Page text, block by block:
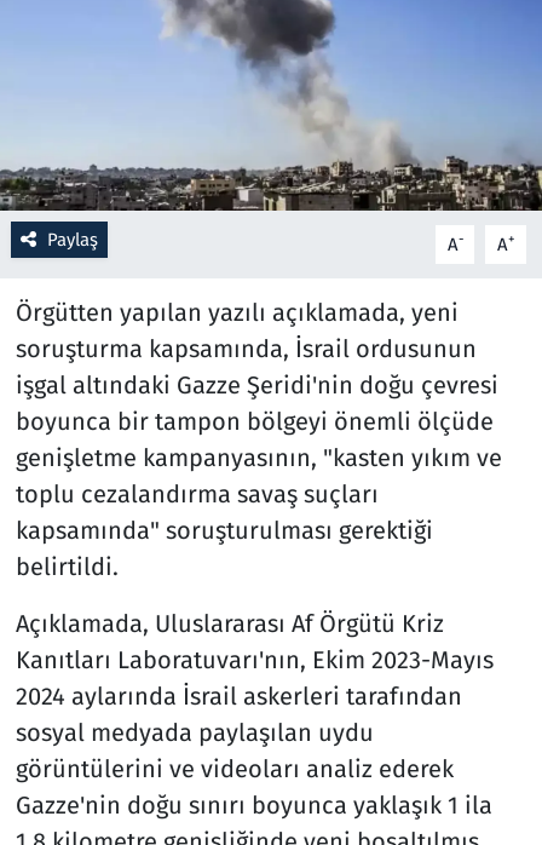
Paylaş A- A+
Örgütten yapılan yazılı açıklamada, yeni
soruşturma kapsamında, İsrail ordusunun
işgal altındaki Gazze Şeridi'nin doğu çevresi
boyunca bir tampon bölgeyi önemli ölçüde
genişletme kampanyasının, "kasten yıkım ve
toplu cezalandırma savaş suçları
kapsamında" soruşturulması gerektiği
belirtildi.
Açıklamada, Uluslararası Af Örgütü Kriz
Kanıtları Laboratuvarı'nın, Ekim 2023-Mayıs
2024 aylarında İsrail askerleri tarafından
sosyal medyada paylaşılan uydu
görüntülerini ve videoları analiz ederek
Gazze'nin doğu sınırı boyunca yaklaşık 1 ila
Rüya Tabirleri
Savunma Sanayi
Seçim 2023
Teknoloji ve Bilim
Televizyon